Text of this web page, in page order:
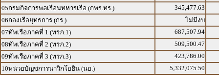
05กรมกิจการพลเรือนทหารเรือ (กพร.ทร.)
345,477.63
06กองเรือยุทธการ (กร.)
ไม่มีงบ
07ทัพเรือภาคที่ 1 (ทรภ.1)
687,507.94
08ทัพเรือภาคที่ 2 (ทรภ.2)
509,500.47
09ทัพเรือภาคที่ 3 (ทรภ.3)
423,786.00
10หน่วยบัญชการนาวิกโยธิน (นย.)
5,332,075.50